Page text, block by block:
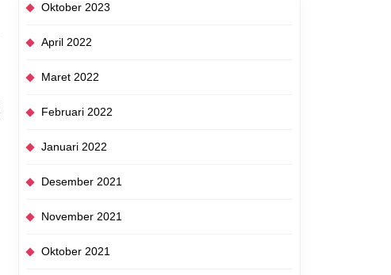
Oktober 2023
April 2022
Maret 2022
Februari 2022
Januari 2022
Desember 2021
November 2021
Oktober 2021